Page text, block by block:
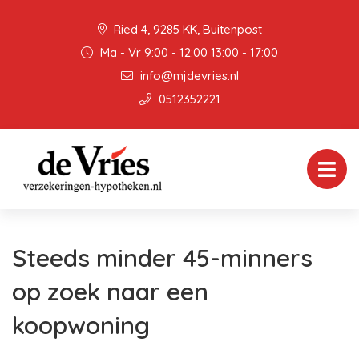
Ried 4, 9285 KK, Buitenpost
Ma - Vr 9:00 - 12:00 13:00 - 17:00
info@mjdevries.nl
0512352221
Steeds minder 45-minners
op zoek naar een
koopwoning